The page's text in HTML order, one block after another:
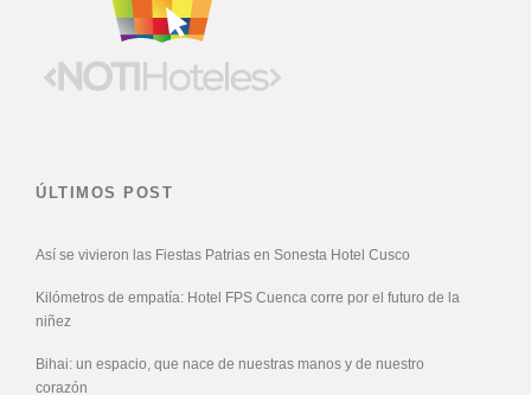
ÚLTIMOS POST
Así se vivieron las Fiestas Patrias en Sonesta Hotel Cusco
Kilómetros de empatía: Hotel FPS Cuenca corre por el futuro de la
niñez
Bihai: un espacio, que nace de nuestras manos y de nuestro
corazón